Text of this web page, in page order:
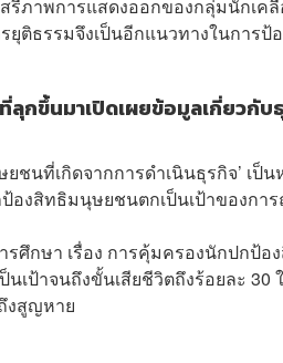
ภาพการแสดงออกของกลุ่มนักเคลื่
ติธรรมจึงเป็นอีกแนวทางในการป้
กขึ้นมาเปิดเผยข้อมูลเกี่ยวกับ
ชนที่เกิดจากการดำเนินธุรกิจ’ เ
องสิทธิมนุษยชนตกเป็นเป้าของกา
ศึกษา เรื่อง การคุ้มครองนักปกป้
เป้าจนถึงขั้นเสียชีวิตถึงร้อยละ
งสูญหาย